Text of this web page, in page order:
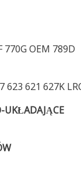
770G OEM 789D
623 621 627K
UKŁADAJĄCE